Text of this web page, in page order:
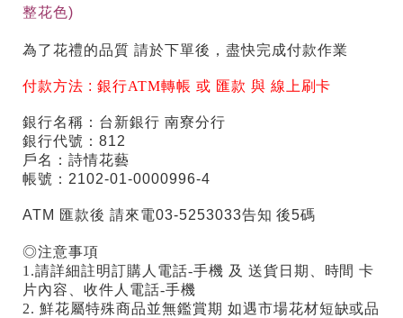
整花色)
為了花禮的品質 請於下單後，盡快完成付款作業
付款方法 :銀行ATM轉帳 或 匯款 與 線上刷卡
銀行名稱：台新銀行 南寮分行
銀行代號：812
戶名：詩情花藝
帳號：2102-01-0000996-4
ATM 匯款後 請來電03-5253033告知 後5碼
◎注意事項
1.請詳細註明訂購人電話-手機 及 送貨日期、時間 卡
片內容、收件人電話-手機
2. 鮮花屬特殊商品並無鑑賞期 如遇市場花材短缺或品